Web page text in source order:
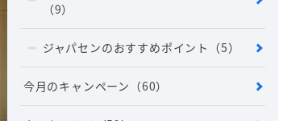
（9）
ジャパセンのおすすめポイント （5）
今月のキャンペーン （60）